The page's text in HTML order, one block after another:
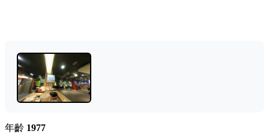
年齡 1977